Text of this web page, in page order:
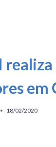
em
18/02/2020